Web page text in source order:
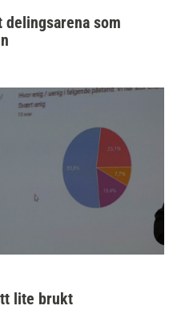
delingsarena som
lite brukt